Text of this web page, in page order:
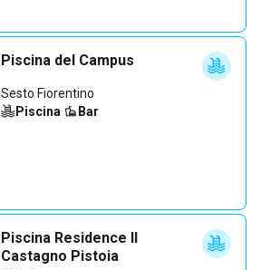
Piscina del Campus
Sesto Fiorentino
Piscina· Bar
Piscina Residence Il
Castagno Pistoia